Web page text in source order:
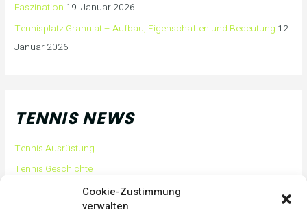
Cookie-Zustimmung
verwalten
Faszination 19. Januar 2026
Tennisplatz Granulat – Aufbau, Eigenschaften und Bedeutung 12.
Januar 2026
TENNIS NEWS
Tennis Ausrüstung
Tennis Geschichte
Tennis Tipps und Tricks